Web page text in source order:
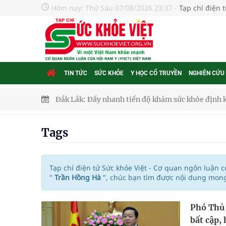
Hôm nay: Thứ Sáu 07/08/2026 23:37 - Tạp chí điện
TIN TỨC SỨC KHỎE Y HỌC CỔ TRUYỀN NGHIÊN CỨU
Đắk Lắk: Đẩy nhanh tiến độ khám sức khỏe định
Nhiều lợi thế để nâng chất lượng y tế
Vương Thành Công: Khi việc học bắt đầu từ trải
Chấn chỉnh hoạt động kinh doanh dược liệu
Tags
Tạp chí điện tử Sức khỏe Việt - Cơ quan ngôn luận
" Trần Hồng Hà ", chúc bạn tìm được nội dung
Phó
bất cập,